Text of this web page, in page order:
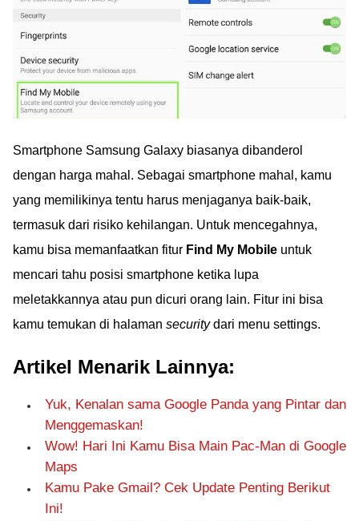
Smartphone Samsung Galaxy biasanya dibanderol
dengan harga mahal. Sebagai smartphone mahal, kamu
yang memilikinya tentu harus menjaganya baik-baik,
termasuk dari risiko kehilangan. Untuk mencegahnya,
kamu bisa memanfaatkan fitur Find My Mobile untuk
mencari tahu posisi smartphone ketika lupa
meletakkannya atau pun dicuri orang lain. Fitur ini bisa
kamu temukan di halaman securitydari menu settings.
Artikel Menarik Lainnya:
Yuk, Kenalan sama Google Panda yang Pintar dan
Menggemaskan!
Wow! Hari Ini Kamu Bisa Main Pac-Man di Google
Maps
Kamu Pake Gmail? Cek Update Penting Berikut
Ini!